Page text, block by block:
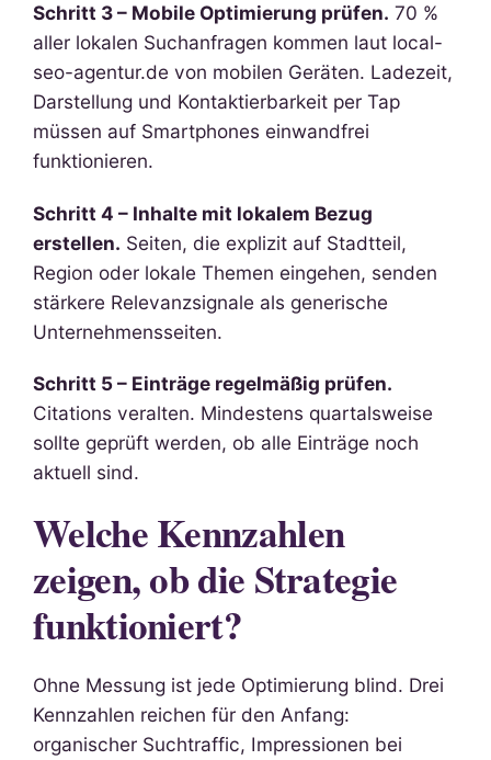
Schritt 3 – Mobile Optimierung prüfen. 70 %
aller lokalen Suchanfragen kommen laut local-
seo-agentur.de von mobilen Geräten. Ladezeit,
Darstellung und Kontaktierbarkeit per Tap
müssen auf Smartphones einwandfrei
funktionieren.
Schritt 4 – Inhalte mit lokalem Bezug
erstellen. Seiten, die explizit auf Stadtteil,
Region oder lokale Themen eingehen, senden
stärkere Relevanzsignale als generische
Unternehmensseiten.
Schritt 5 – Einträge regelmäßig prüfen.
Citations veralten. Mindestens quartalsweise
sollte geprüft werden, ob alle Einträge noch
aktuell sind.
Welche Kennzahlen
zeigen, ob die Strategie
funktioniert?
Ohne Messung ist jede Optimierung blind. Drei
Kennzahlen reichen für den Anfang:
organischer Suchtraffic, Impressionen bei